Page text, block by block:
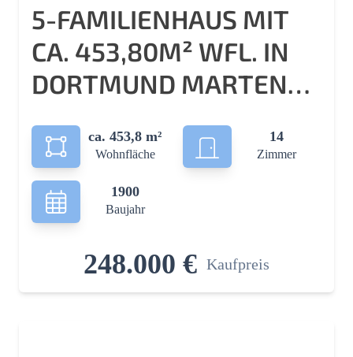
5-FAMILIENHAUS MIT
CA. 453,80M² WFL. IN
DORTMUND MARTEN
ca. 453,8 m²
Wohnfläche
14
Zimmer
1900
Baujahr
248.000 € Kaufpreis